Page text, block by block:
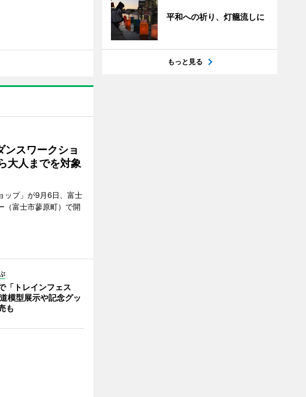
ンスワークショ
大人までを対象
ップ」が9月6日、富士
（富士市蓼原町）で開
「トレインフェス
模型展示や記念グッ
も
平和への祈り、灯籠流しに
もっと見る